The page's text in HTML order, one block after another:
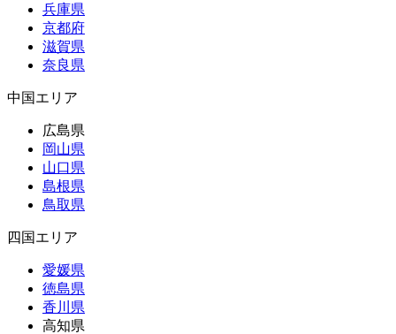
兵庫県
京都府
滋賀県
奈良県
中国エリア
広島県
岡山県
山口県
島根県
鳥取県
四国エリア
愛媛県
徳島県
香川県
高知県